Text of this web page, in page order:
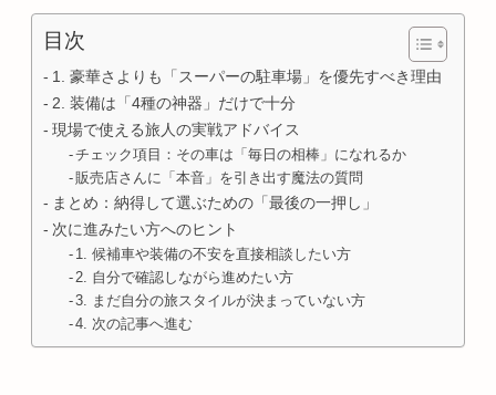
目次
1. 豪華さよりも「スーパーの駐車場」を優先すべき理由
2. 装備は「4種の神器」だけで十分
現場で使える旅人の実戦アドバイス
チェック項目：その車は「毎日の相棒」になれるか
販売店さんに「本音」を引き出す魔法の質問
まとめ：納得して選ぶための「最後の一押し」
次に進みたい方へのヒント
1. 候補車や装備の不安を直接相談したい方
2. 自分で確認しながら進めたい方
3. まだ自分の旅スタイルが決まっていない方
4. 次の記事へ進む